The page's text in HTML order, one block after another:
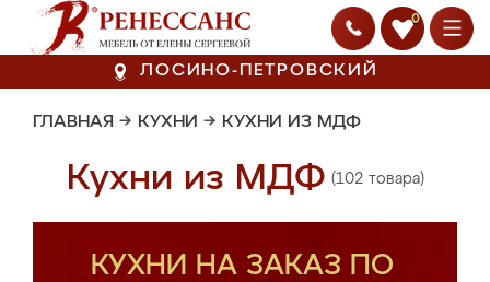
0
ЛОСИНО-ПЕТРОВСКИЙ
ГЛАВНАЯ → КУХНИ → КУХНИ ИЗ МДФ
Кухни из МДФ (102 товара)
КУХНИ НА ЗАКАЗ ПО